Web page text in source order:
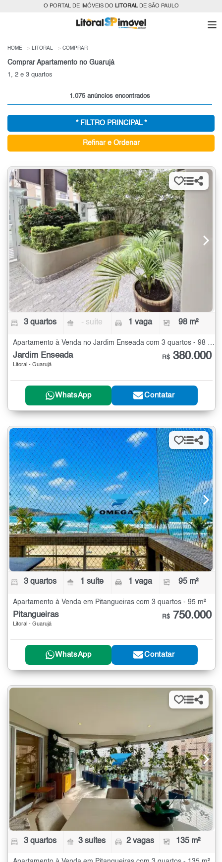
O PORTAL DE IMÓVEIS DO LITORALDE SÃO PAULO
HOME LITORAL COMPRAR
Comprar Apartamento no Guarujá
1, 2 e 3 quartos
1.075 anúncios encontrados
* FILTRO PRINCIPAL *
Refinar e Ordenar
3 quartos - suíte 1 vaga 98 m²
Jardim Enseada
Litoral - Guarujá
R$ 380.000
WhatsApp Contatar
3 quartos 1 suíte 1 vaga 95 m²
Apartamento à Venda em Pitangueiras com 3 quartos - 95 m²
Pitangueiras
Litoral - Guarujá
R$ 750.000
WhatsApp Contatar
3 quartos 3 suítes 2 vagas 135 m²